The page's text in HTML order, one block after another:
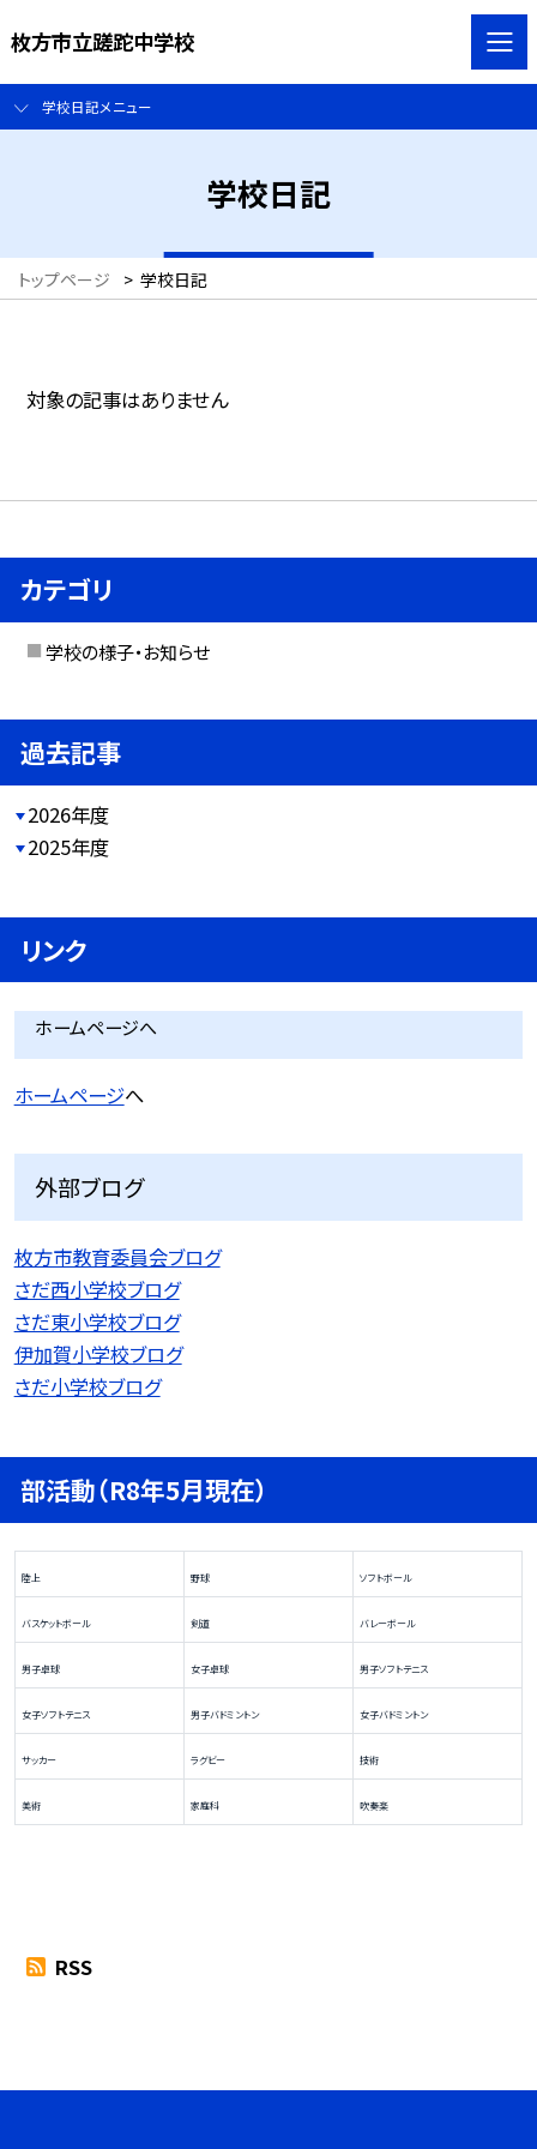
枚方市立蹉跎中学校
学校日記メニュー
学校日記
トップページ > 学校日記
対象の記事はありません
カテゴリ
学校の様子・お知らせ
過去記事
2026年度
2025年度
リンク
ホームページへ
ホームページへ
外部ブログ
枚方市教育委員会ブログ
さだ西小学校ブログ
さだ東小学校ブログ
伊加賀小学校ブログ
さだ小学校ブログ
部活動（R8年5月現在）
陸上 野球 ソフトボール
バスケットボール 剣道 バレーボール
男子卓球 女子卓球 男子ソフトテニス
女子ソフトテニス 男子バドミントン 女子バドミントン
サッカー ラグビー 技術
美術 家庭科 吹奏楽
RSS